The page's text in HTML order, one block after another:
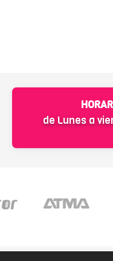
de Lunes a